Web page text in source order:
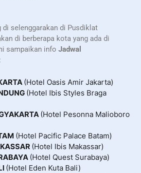
di selenggarakan di Pusdiklat
di berberapa kota yang ada di
sampaikan info Jadwal
(Hotel Oasis Amir Jakarta)
(Hotel Ibis Styles Braga
(Hotel Pesonna Malioboro
(Hotel Pacific Palace Batam)
(Hotel Ibis Makassar)
(Hotel Quest Surabaya)
(Hotel Eden Kuta Bali)